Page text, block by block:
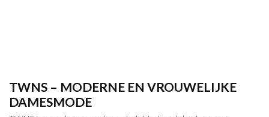
TWNS – MODERNE EN VROUWELIJKE
DAMESMODE